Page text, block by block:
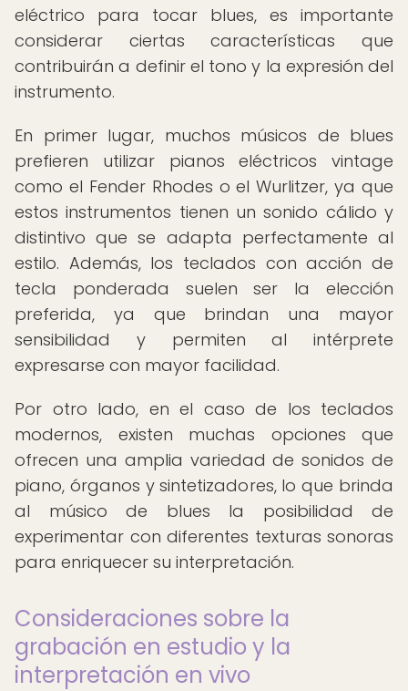
eléctrico para tocar blues, es importante
considerar ciertas características que
contribuirán a definir el tono y la expresión del
instrumento.
En primer lugar, muchos músicos de blues
prefieren utilizar pianos eléctricos vintage
como el Fender Rhodes o el Wurlitzer, ya que
estos instrumentos tienen un sonido cálido y
distintivo que se adapta perfectamente al
estilo. Además, los teclados con acción de
tecla ponderada suelen ser la elección
preferida, ya que brindan una mayor
sensibilidad y permiten al intérprete
expresarse con mayor facilidad.
Por otro lado, en el caso de los teclados
modernos, existen muchas opciones que
ofrecen una amplia variedad de sonidos de
piano, órganos y sintetizadores, lo que brinda
al músico de blues la posibilidad de
experimentar con diferentes texturas sonoras
para enriquecer su interpretación.
Consideraciones sobre la
grabación en estudio y la
interpretación en vivo